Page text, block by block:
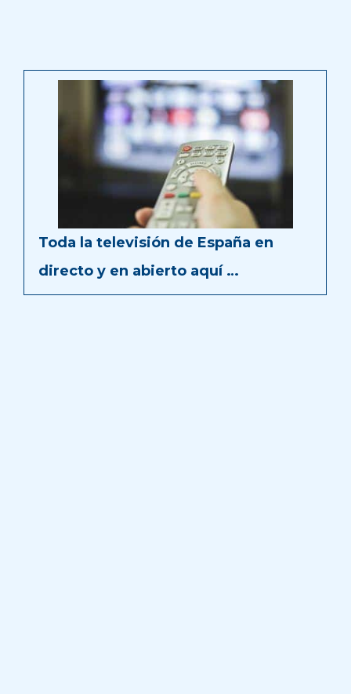
Toda la televisión de España en
directo y en abierto aquí …